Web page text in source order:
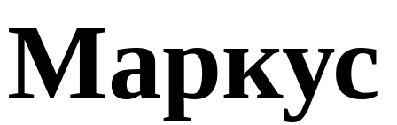
Маркус